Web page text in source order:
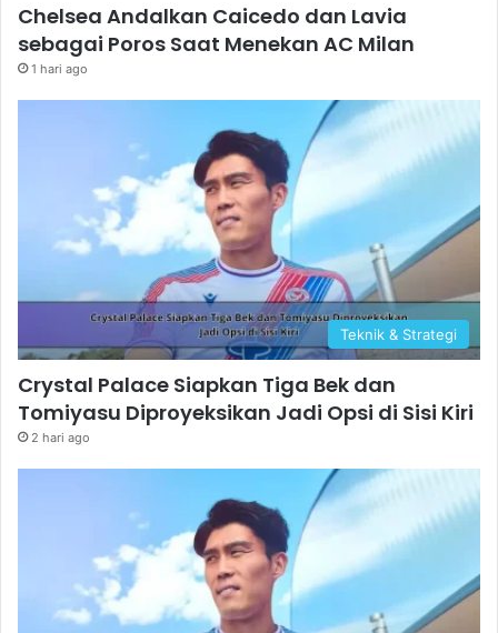
Chelsea Andalkan Caicedo dan Lavia
sebagai Poros Saat Menekan AC Milan
1 hari ago
Teknik & Strategi
Crystal Palace Siapkan Tiga Bek dan
Tomiyasu Diproyeksikan Jadi Opsi di Sisi Kiri
2 hari ago